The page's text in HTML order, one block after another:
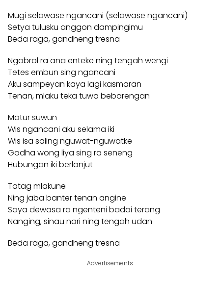
Mugi selawase ngancani (selawase ngancani)
Setya tulusku anggon dampingimu
Beda raga, gandheng tresna
Ngobrol ra ana enteke ning tengah wengi
Tetes embun sing ngancani
Aku sampeyan kaya lagi kasmaran
Tenan, mlaku teka tuwa bebarengan
Matur suwun
Wis ngancani aku selama iki
Wis isa saling nguwat-nguwatke
Godha wong liya sing ra seneng
Hubungan iki berlanjut
Tatag mlakune
Ning jaba banter tenan angine
Saya dewasa ra ngenteni badai terang
Nanging, sinau nari ning tengah udan
Beda raga, gandheng tresna
Advertisements